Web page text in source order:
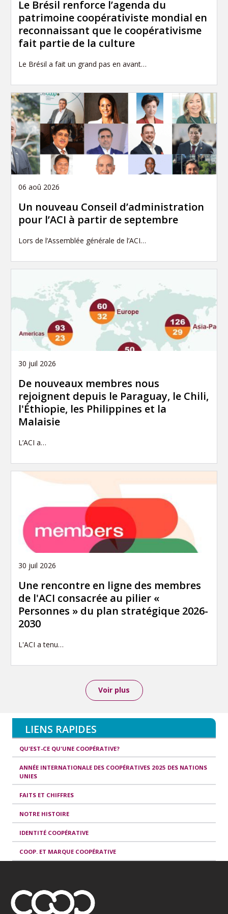
Le Brésil renforce l’agenda du
patrimoine coopérativiste mondial en
reconnaissant que le coopérativisme
fait partie de la culture
Le Brésil a fait un grand pas en avant…
06 aoû 2026
Un nouveau Conseil d’administration
pour l’ACI à partir de septembre
Lors de l’Assemblée générale de l’ACI…
30 juil 2026
De nouveaux membres nous
rejoignent depuis le Paraguay, le Chili,
l'Éthiopie, les Philippines et la
Malaisie
L’ACI a…
30 juil 2026
Une rencontre en ligne des membres
de l'ACI consacrée au pilier «
Personnes » du plan stratégique 2026-
2030
L'ACI a tenu…
Voir plus
LIENS RAPIDES
QU'EST-CE QU'UNE COOPÉRATIVE?
ANNÉE INTERNATIONALE DES COOPÉRATIVES 2025 DES NATIONS
UNIES
FAITS ET CHIFFRES
NOTRE HISTOIRE
IDENTITÉ COOPÉRATIVE
COOP. ET MARQUE COOPÉRATIVE